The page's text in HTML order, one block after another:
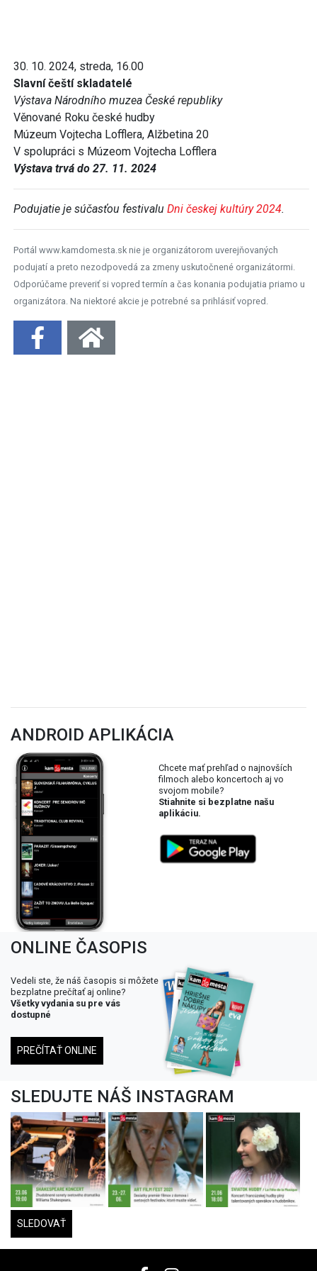
30. 10. 2024, streda, 16.00
Slavní čeští skladatelé
Výstava Národního muzea České republiky
Věnované Roku české hudby
Múzeum Vojtecha Lofflera, Alžbetina 20
V spolupráci s Múzeom Vojtecha Lofflera
Výstava trvá do 27. 11. 2024
Podujatie je súčasťou festivalu Dni českej kultúry 2024.
Portál www.kamdomesta.sk nie je organizátorom uverejňovaných
podujatí a preto nezodpovedá za zmeny uskutočnené organizátormi.
Odporúčame preveriť si vopred termín a čas konania podujatia priamo u
organizátora. Na niektoré akcie je potrebné sa prihlásiť vopred.
ANDROID APLIKÁCIA
Chcete mať prehľad o najnovších
filmoch alebo koncertoch aj vo
svojom mobile?
Stiahnite si bezplatne našu
aplikáciu.
ONLINE ČASOPIS
Vedeli ste, že náš časopis si môžete
bezplatne prečítať aj online?
Všetky vydania su pre vás
dostupné
PREČÍTAŤ ONLINE
SLEDUJTE NÁŠ INSTAGRAM
SLEDOVAŤ